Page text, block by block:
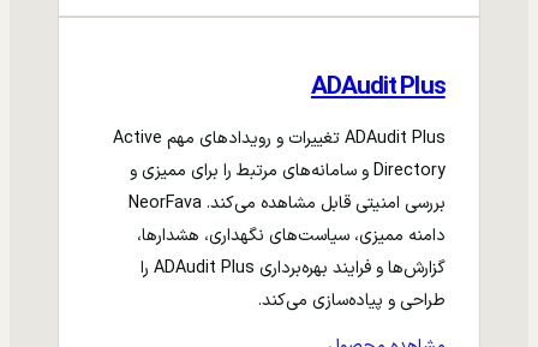
ADAudit Plus
ADAudit Plus تغییرات و رویدادهای مهم Active
Directory و سامانه‌های مرتبط را برای ممیزی و
بررسی امنیتی قابل مشاهده می‌کند. NeorFava
دامنه ممیزی، سیاست‌های نگهداری، هشدارها،
گزارش‌ها و فرایند بهره‌برداری ADAudit Plus را
طراحی و پیاده‌سازی می‌کند.